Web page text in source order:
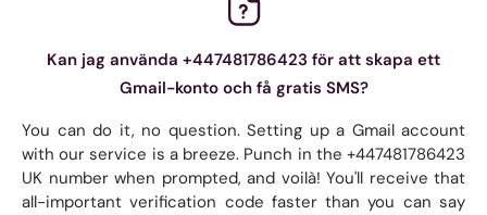
Kan jag använda +447481786423 för att skapa ett
Gmail-konto och få gratis SMS?
You can do it, no question. Setting up a Gmail account
with our service is a breeze. Punch in the +447481786423
UK number when prompted, and voilà! You'll receive that
all-important verification code faster than you can say